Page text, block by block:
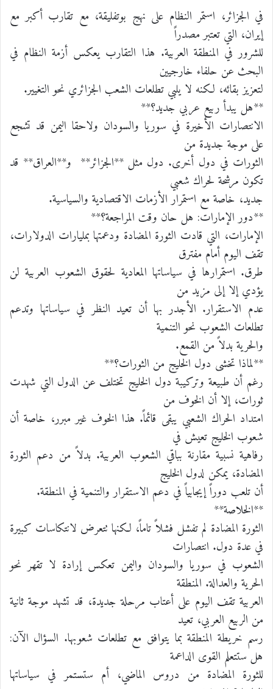
في الجزائر، استمر النظام على نهج بوتفليقة، مع تقارب أكبر مع
إيران، التي تعتبر مصدراً
للشرور في المنطقة العربية. هذا التقارب يعكس أزمة النظام في
البحث عن حلفاء خارجيين
لتعزيز بقائه، لكنه لا يلبي تطلعات الشعب الجزائري نحو التغيير.
**هل يبدأ ربيع عربي جديد؟**
الانتصارات الأخيرة في سوريا والسودان ولاحقا اليمن قد تشجع
على موجة جديدة من
الثورات في دول أخرى. دول مثل **الجزائر** و**العراق** قد
تكون مرشحة لحراك شعبي
جديد، خاصة مع استمرار الأزمات الاقتصادية والسياسية.
**دور الإمارات: هل حان وقت المراجعة؟**
الإمارات، التي قادت الثورة المضادة ودعمتها بمليارات الدولارات،
تقف اليوم أمام مفترق
طرق. استمرارها في سياساتها المعادية لحقوق الشعوب العربية لن
يؤدي إلا إلى مزيد من
عدم الاستقرار. الأجدر بها أن تعيد النظر في سياساتها وتدعم
تطلعات الشعوب نحو التنمية
والحرية بدلاً من القمع.
**لماذا تخشى دول الخليج من الثورات؟**
رغم أن طبيعة وتركيبة دول الخليج تختلف عن الدول التي شهدت
ثورات، إلا أن الخوف من
امتداد الحراك الشعبي يبقى قائماً. هذا الخوف غير مبرر، خاصة أن
شعوب الخليج تعيش في
رفاهية نسبية مقارنة بباقي الشعوب العربية. بدلاً من دعم الثورة
المضادة، يمكن لدول الخليج
أن تلعب دوراً إيجابياً في دعم الاستقرار والتنمية في المنطقة.
**الخلاصة**
الثورة المضادة لم تفشل فشلاً تاماً، لكنها تتعرض لانتكاسات كبيرة
في عدة دول. انتصارات
الشعوب في سوريا والسودان واليمن تعكس إرادة لا تقهر نحو
الحرية والعدالة. المنطقة
العربية تقف اليوم على أعتاب مرحلة جديدة، قد تشهد موجة ثانية
من الربيع العربي، تعيد
رسم خريطة المنطقة بما يتوافق مع تطلعات شعوبها. السؤال الآن:
هل ستتعلم القوى الداعمة
للثورة المضادة من دروس الماضي، أم ستستمر في سياساتها